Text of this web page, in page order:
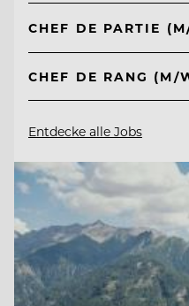
CHEF DE PARTIE
CHEF DE RANG (M/
Entdecke alle Jobs